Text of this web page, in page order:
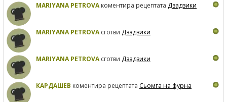
MARIYANA PETROVAкоментира рецептата Дзадзики
MARIYANA PETROVAсготви Дзадзики
MARIYANA PETROVAсготви Дзадзики
КАРДАШЕВ коментира рецептата Сьомга на фурна